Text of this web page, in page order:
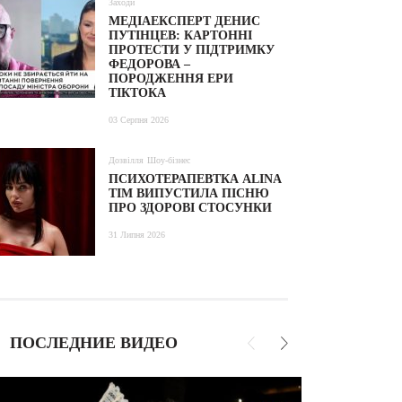
Заходи
МЕДІАЕКСПЕРТ ДЕНИС
ПУТІНЦЕВ: КАРТОННІ
ПРОТЕСТИ У ПІДТРИМКУ
ФЕДОРОВА –
ПОРОДЖЕННЯ ЕРИ
ТІКТОКА
03 Серпня 2026
Дозвілля Шоу-бізнес
ПСИХОТЕРАПЕВТКА ALINA
TIM ВИПУСТИЛА ПІСНЮ
ПРО ЗДОРОВІ СТОСУНКИ
31 Липня 2026
ПОСЛЕДНИЕ ВИДЕО